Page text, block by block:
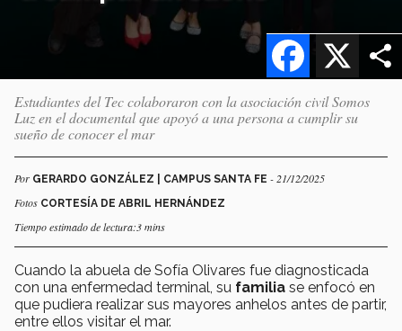
X
Facebook
Estudiantes del Tec colaboraron con la asociación civil Somos
Luz en el documental que apoyó a una persona a cumplir su
sueño de conocer el mar
Por GERARDO GONZÁLEZ | CAMPUS SANTA FE - 21/12/2025
Fotos CORTESÍA DE ABRIL HERNÁNDEZ
Tiempo estimado de lectura:3 mins
Cuando la abuela de Sofía Olivares fue diagnosticada
con una enfermedad terminal, su familia se enfocó en
que pudiera realizar sus mayores anhelos antes de partir,
entre ellos visitar el mar.